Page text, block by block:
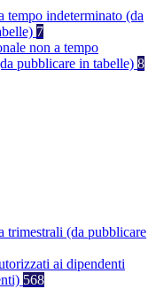
tempo indeterminato (da
7
non a tempo
pubblicare in tabelle) 8
trimestrali (da pubblicare
ai dipendenti
568